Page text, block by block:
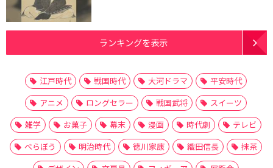
ランキングを表示
江戸時代 戦国時代 大河ドラマ
平安時代
アニメ
ロングセラー 戦国武将
スイーツ
雑学
お菓子 幕末 漫画 時代劇
テレビ
べらぼう
明治時代 徳川家康 織田信長
抹茶